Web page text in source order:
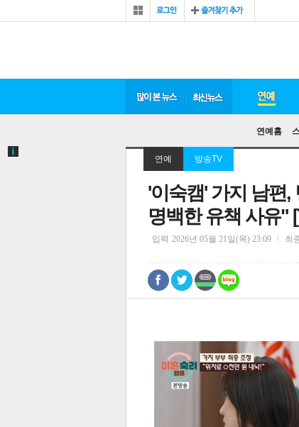
로그 즐겨찾기
연예홈
연예 방송TV
'이숙캠' 가지 남편
명백한 유책 사유"
입력 2026년 05월 21일(목) 23:09 최
0